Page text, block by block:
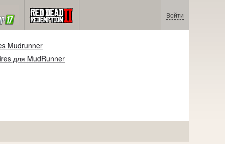
Войти
Mudrunner
для MudRunner